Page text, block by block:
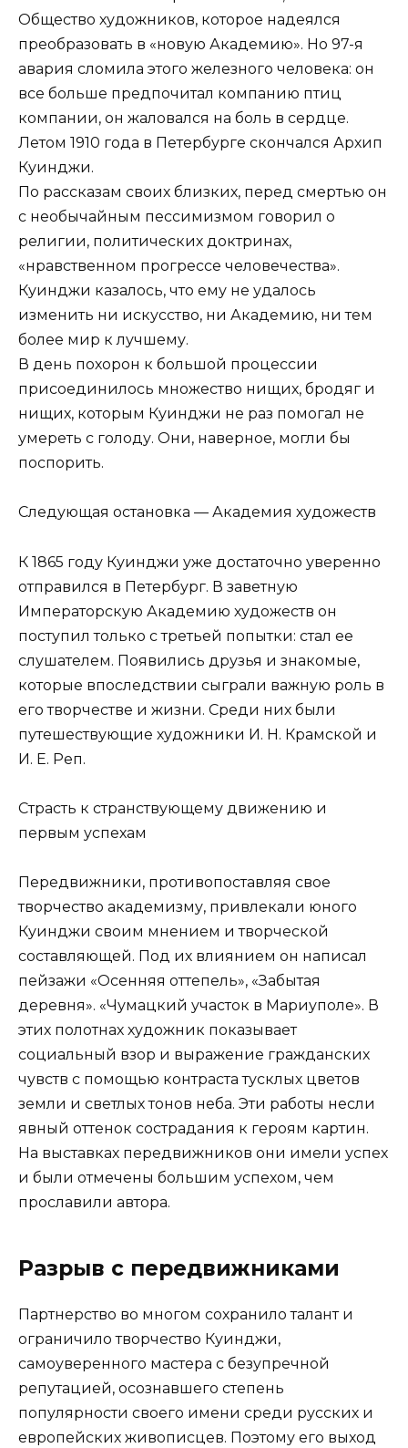
Общество художников, которое надеялся
преобразовать в «новую Академию». Но 97-я
авария сломила этого железного человека: он
все больше предпочитал компанию птиц
компании, он жаловался на боль в сердце.
Летом 1910 года в Петербурге скончался Архип
Куинджи.
По рассказам своих близких, перед смертью он
с необычайным пессимизмом говорил о
религии, политических доктринах,
«нравственном прогрессе человечества».
Куинджи казалось, что ему не удалось
изменить ни искусство, ни Академию, ни тем
более мир к лучшему.
В день похорон к большой процессии
присоединилось множество нищих, бродяг и
нищих, которым Куинджи не раз помогал не
умереть с голоду. Они, наверное, могли бы
поспорить.
Следующая остановка — Академия художеств
К 1865 году Куинджи уже достаточно уверенно
отправился в Петербург. В заветную
Императорскую Академию художеств он
поступил только с третьей попытки: стал ее
слушателем. Появились друзья и знакомые,
которые впоследствии сыграли важную роль в
его творчестве и жизни. Среди них были
путешествующие художники И. Н. Крамской и
И. Е. Реп.
Страсть к странствующему движению и
первым успехам
Передвижники, противопоставляя свое
творчество академизму, привлекали юного
Куинджи своим мнением и творческой
составляющей. Под их влиянием он написал
пейзажи «Осенняя оттепель», «Забытая
деревня». «Чумацкий участок в Мариуполе». В
этих полотнах художник показывает
социальный взор и выражение гражданских
чувств с помощью контраста тусклых цветов
земли и светлых тонов неба. Эти работы несли
явный оттенок сострадания к героям картин.
На выставках передвижников они имели успех
и были отмечены большим успехом, чем
прославили автора.
Разрыв с передвижниками
Партнерство во многом сохранило талант и
ограничило творчество Куинджи,
самоуверенного мастера с безупречной
репутацией, осознавшего степень
популярности своего имени среди русских и
европейских живописцев. Поэтому его выход